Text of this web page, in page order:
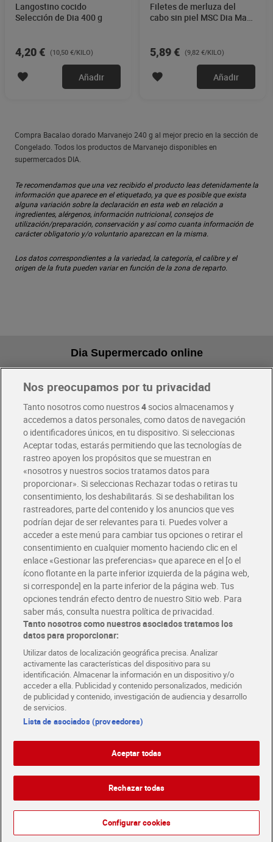
Langostino cocido
Selección de Dia 400 g
4,20 € (10,50 €/KILO)
Añadir
Filetes de merluza del
cabo sin piel MSC Dia Mari
5,89 € (9,82 €/KILO)
Añadir
Compra Bacalao dorado Marvanejo 240 g al mejor precio en la sección de
Congelado. Todos los productos de Marvanejo disponibles en
supermercados DIA.
Te recomendamos que una vez recibido el producto leas detenidamente la
información que aparece en el etiquetado, ya que es posible que exista
alguna variación sobre la declaración en esta web en relación a
ingredientes, alérgenos, información nutricional, consejos de
utilización/preparación, conservación y así como cuanta información de
carácter obligatorio y/o voluntario aparezcan en la misma.
Los datos correspondientes a la variedad, la categoría, el calibre y el
origen de la fruta pueden variar en función de la zona de reparto.
Dia Supermercado online
Pide hoy, recibe hoy
Envío gratis por compras superiores a 100€
Envío estandar por 4,99€
Glovo y Uber Eats
Solicita tu factura de Glovo o Uber Eats
Únete al CLUB Dia
Disfruta las ventajas y ofertas exclusivas.
Descárgate la APP Dia
Folletos y Tiendas
Descubre las mejores ofertas y busca tu tienda más cercana
Tarjeta MaX Dia
Te devuelve hasta 8€/mes de tus compras.
¡Solicita tu tarjeta de crédito aquí!
COMER MEJOR CADA DIA
COLABORA CON DIA ABRE TU TIENDA DIA CORPORATE
EnglishPolítica de privacidad Política de cookies
Condiciones de compra
Nos preocupamos por tu privacidad
Tanto nosotros como nuestros4socios almacenamos y
accedemos a datos personales, como datos de navegación
o identificadores únicos, en tu dispositivo. Si seleccionas
Aceptar todas, estarás permitiendo que las tecnologías de
rastreo apoyen los propósitos que se muestran en
«nosotros y nuestros socios tratamos datos para
proporcionar». Si seleccionas Rechazar todas o retiras tu
consentimiento, los deshabilitarás. Si se deshabilitan los
rastreadores, parte del contenido y los anuncios que ves
podrían dejar de ser relevantes para ti. Puedes volver a
acceder a este menú para cambiar tus opciones o retirar el
consentimiento en cualquier momento haciendo clic en el
enlace «Gestionar las preferencias» que aparece en el [o el
ícono flotante en la parte inferior izquierda de la página web,
si corresponde] en la parte inferior de la página web. Tus
opciones tendrán efecto dentro de nuestro Sitio web. Para
saber más, consulta nuestra política de privacidad.
Tanto nosotros como nuestros asociados tratamos los
datos para proporcionar:
Utilizar datos de localización geográfica precisa. Analizar
activamente las características del dispositivo para su
identificación. Almacenar la información en un dispositivo y/o
acceder a ella. Publicidad y contenido personalizados, medición
de publicidad y contenido, investigación de audiencia y desarrollo
de servicios.
Lista de asociados (proveedores)
Aceptar todas
Rechazar todas
Configurar cookies